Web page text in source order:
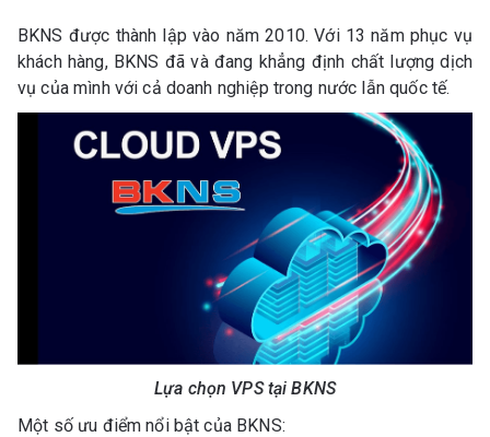
BKNS được thành lập vào năm 2010. Với 13 năm phục vụ
khách hàng, BKNS đã và đang khẳng định chất lượng dịch
vụ của mình với cả doanh nghiệp trong nước lẫn quốc tế.
Lựa chọn VPS tại BKNS
Một số ưu điểm nổi bật của BKNS: